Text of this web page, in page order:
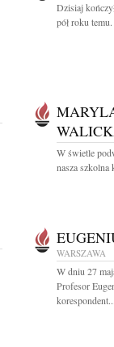
Dzisiaj
pół roku
W świetle
nasza szkolna
WARSZAWA
W dniu 27
Profesor